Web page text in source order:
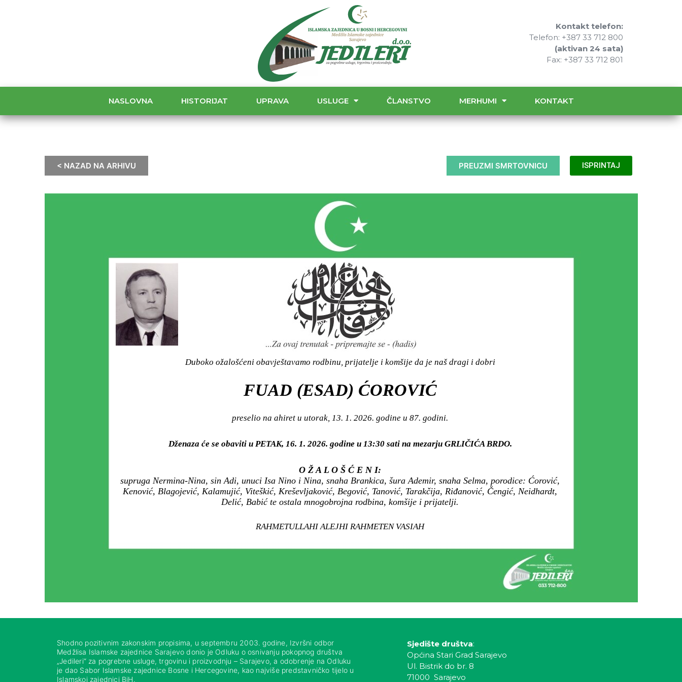
Kontakt telefon:
Telefon: +387 33 712 800
(aktivan 24 sata)
Fax: +387 33 712 801
NASLOVNA HISTORIJAT UPRAVA USLUGE ČLANSTVO MERHUMI KONTAKT
< NAZAD NA ARHIVU PREUZMI SMRTOVNICU ISPRINTAJ
Duboko ožalošćeni obavještavamo rodbinu, prijatelje i komšije da je naš dragi i dobri
FUAD (ESAD) ĆOROVIĆ
preselio na ahiret u utorak, 13. 1. 2026. godine u 87. godini.
Dženaza će se obaviti u PETAK, 16. 1. 2026. godine u 13:30 sati na mezarju GRLIČIĆA BRDO.
O Ž A L O Š Ć E N I:
supruga Nermina-Nina, sin Adi, unuci Isa Nino i Nina, snaha Brankica, šura Ademir, snaha Selma, porodice: Ćorović,
Kenović, Blagojević, Kalamujić, Viteškić, Kreševljaković, Begović, Tanović, Tarakčija, Riđanović, Čengić, Neidhardt,
Delić, Babić te ostala mnogobrojna rodbina, komšije i prijatelji.
RAHMETULLAHI ALEJHI RAHMETEN VASIAH
Shodno pozitivnim zakonskim propisima, u septembru 2003. godine, Izvršni odbor
Medžlisa Islamske zajednice Sarajevo donio je Odluku o osnivanju pokopnog društva
„Jedileri“ za pogrebne usluge, trgovinu i proizvodnju – Sarajevo, a odobrenje na Odluku
je dao Sabor Islamske zajednice Bosne i Hercegovine, kao najviše predstavničko tijelo u
Islamskoj zajednici BiH.
Sjedište društva:
Općina Stari Grad Sarajevo
Ul. Bistrik do br. 8
71000 Sarajevo